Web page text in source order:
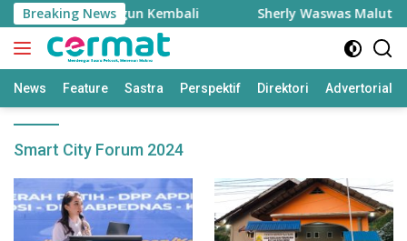
Langsung
ke
konten
Breaking News
Kini Dibangun Kembali Sherly Waswas Malut
News Feature Sastra Perspektif Direktori Advertorial
Smart City Forum 2024